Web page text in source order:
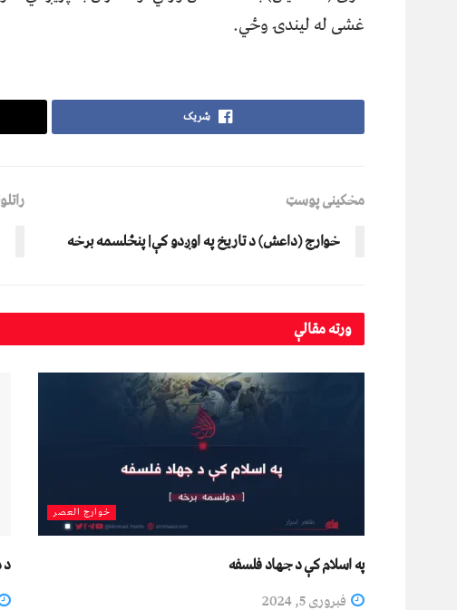
غشی له لیندۍ وځي.
شریک
مخکینی پوسټ
خوارج (داعش) د تاریخ په اوږدو کې| پنځلسمه برخه
ورتهمقالې
خوارج العصر
په اسلام کې د جهاد فلسفه
فبروري 5, 2024